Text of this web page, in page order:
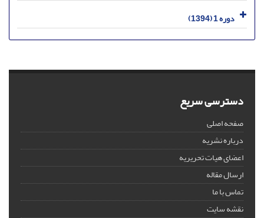
دوره 1 (1394)
دسترسی سریع
صفحه اصلی
درباره نشریه
اعضای هیات تحریریه
ارسال مقاله
تماس با ما
نقشه سایت